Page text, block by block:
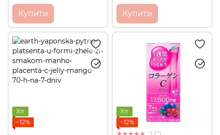
Купити Купити
Хіт
−12%
Хіт
−12%